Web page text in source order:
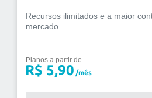
Recursos ilimitados e a maior
mercado.
Planos a partir de
R$ 5,90 /mês